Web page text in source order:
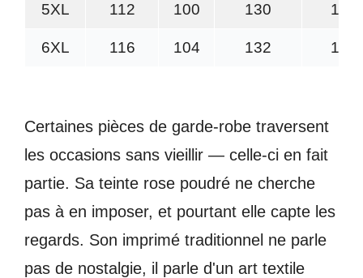
5XL 112 100 130 116
6XL 116 104 132 120
Certaines pièces de garde-robe traversent
les occasions sans vieillir — celle-ci en fait
partie. Sa teinte rose poudré ne cherche
pas à en imposer, et pourtant elle capte les
regards. Son imprimé traditionnel ne parle
pas de nostalgie, il parle d'un art textile